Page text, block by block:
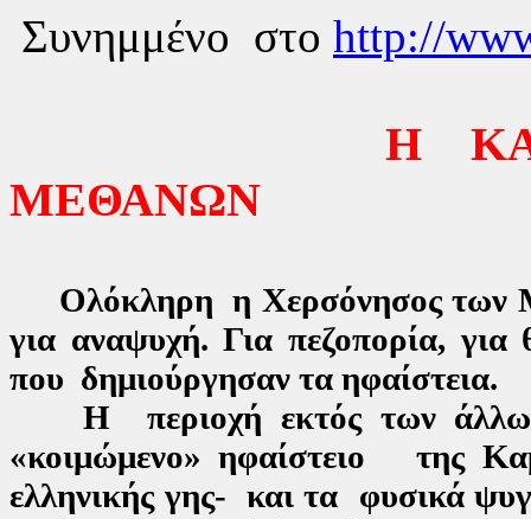
Συνημμένο στο http://
Η
ΜΕΘΑΝΩΝ
Ολόκληρη η Χερσόνησος των
για αναψυχή. Για πεζοπορία,
που δημιούργησαν τα ηφαίστεια.
Η περιοχή εκτός των άλλων
«κοιμώμενο» ηφαίστειο της
ελληνικής γης- και τα φυσικά